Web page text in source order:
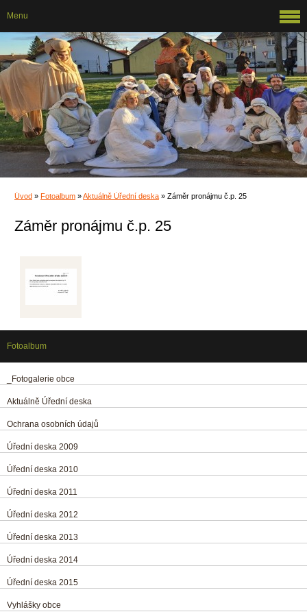
Úvod » Fotoalbum »Aktuálně Úřední deska » Záměr pronájmu č.p. 25
Záměr pronájmu č.p. 25
Menu
Fotoalbum
_Fotogalerie obce
Aktuálně Úřední deska
Ochrana osobních údajů
Úřední deska 2009
Úřední deska 2010
Úřední deska 2011
Úřední deska 2012
Úřední deska 2013
Úřední deska 2014
Úřední deska 2015
Vyhlášky obce